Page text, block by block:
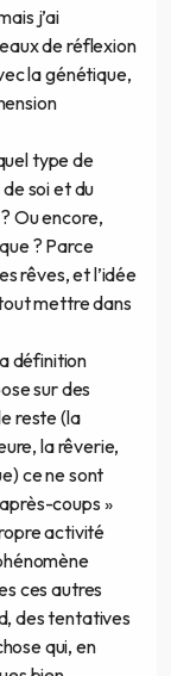
j’ai
de réflexion
la génétique,
type de
soi et du
Ou encore,
? Parce
rêves, et l’idée
mettre dans
définition
sur des
reste (la
la rêverie,
ce ne sont
coups »
activité
ces autres
des tentatives
qui, en